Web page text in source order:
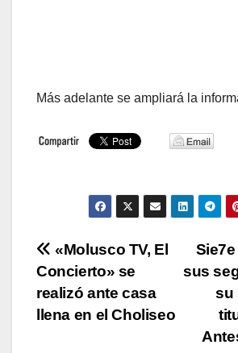
Más adelante se ampliará la
Navegación
de
entradas
sus
su
«Molusco TV, El
Concierto» se
realizó ante casa
llena en el Choliseo